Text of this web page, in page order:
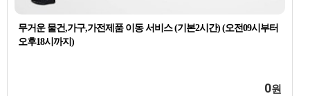
무거운 물건,가구,가전제품 이동 서비스 (기본2시간) (오전09시부터
오후18시까지)
0원